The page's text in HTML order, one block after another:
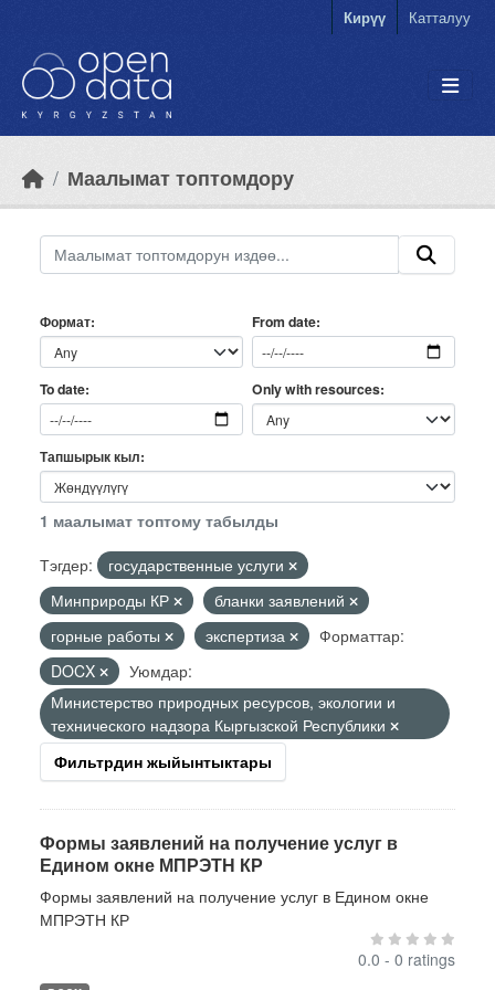
Кирүү Катталуу
Маалымат топтомдору
Формат From date
To date Only with resources
Тапшырык кыл
1 маалымат топтому табылды
Тэгдер:
государственные услуги
Минприроды КР
бланки заявлений
горные работы
экспертиза
Форматтар:
DOCX
Уюмдар:
Министерство природных ресурсов, экологии и
технического надзора Кыргызской Республики
Фильтрдин жыйынтыктары
Формы заявлений на получение услуг в
Едином окне МПРЭТН КР
Формы заявлений на получение услуг в Едином окне
МПРЭТН КР
0.0 - 0 ratings